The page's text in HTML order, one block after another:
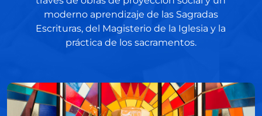
moderno aprendizaje de las Sagradas
Escrituras, del Magisterio de la Iglesia y la
práctica de los sacramentos.